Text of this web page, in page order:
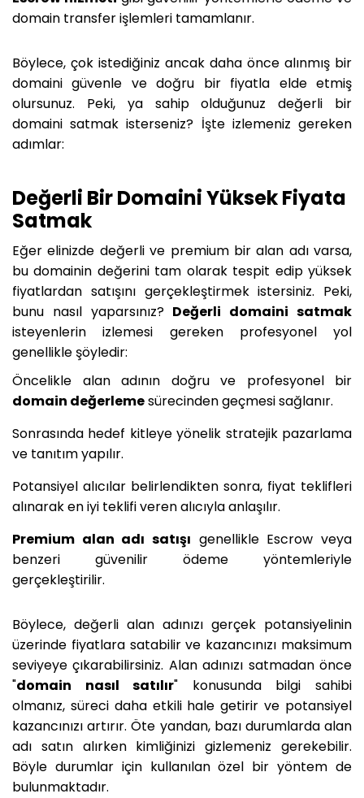
domain transfer işlemleri tamamlanır.
Böylece, çok istediğiniz ancak daha önce alınmış bir
domaini güvenle ve doğru bir fiyatla elde etmiş
olursunuz. Peki, ya sahip olduğunuz değerli bir
domaini satmak isterseniz? İşte izlemeniz gereken
adımlar:
Değerli Bir Domaini Yüksek Fiyata
Satmak
Eğer elinizde değerli ve premium bir alan adı varsa,
bu domainin değerini tam olarak tespit edip yüksek
fiyatlardan satışını gerçekleştirmek istersiniz. Peki,
bunu nasıl yaparsınız? Değerli domaini satmak
isteyenlerin izlemesi gereken profesyonel yol
genellikle şöyledir:
Öncelikle alan adının doğru ve profesyonel bir
domain değerlemesürecinden geçmesi sağlanır.
Sonrasında hedef kitleye yönelik stratejik pazarlama
ve tanıtım yapılır.
Potansiyel alıcılar belirlendikten sonra, fiyat teklifleri
alınarak en iyi teklifi veren alıcıyla anlaşılır.
Premium alan adı satışı genellikle Escrow veya
benzeri güvenilir ödeme yöntemleriyle
gerçekleştirilir.
Böylece, değerli alan adınızı gerçek potansiyelinin
üzerinde fiyatlara satabilir ve kazancınızı maksimum
seviyeye çıkarabilirsiniz. Alan adınızı satmadan önce
"domain nasıl satılır" konusunda bilgi sahibi
olmanız, süreci daha etkili hale getirir ve potansiyel
kazancınızı artırır. Öte yandan, bazı durumlarda alan
adı satın alırken kimliğinizi gizlemeniz gerekebilir.
Böyle durumlar için kullanılan özel bir yöntem de
bulunmaktadır.